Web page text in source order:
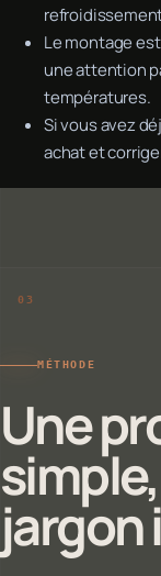
Le montage
une attention
températures.
Si vous avez
achat et
MÉTHODE
Une
jargon